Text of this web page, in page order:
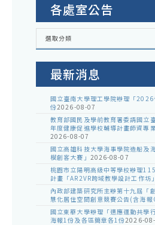
各處室公告
各
室
選取分類
最新消息
國立臺南大學理工學院辦理「
份2026-08-07
教育部國民及學前教育署委請國立
年度健康促進學校輔導計畫師資專
2026-08-07
國立高雄科技大學海事學院造船及
模創客大賽」 2026-08-07
桃園市立陽明高級中等學校辦理
計畫「AR2VR跨域教學設計工作坊」
內政部建築研究所主辦第十九屆「
慧化居住空間創意競賽公告(含海
國立東華大學辦理「適應運動共學
海報1份及各區簡章各1份2026-